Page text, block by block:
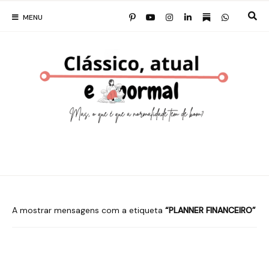
MENU
A mostrar mensagens com a etiqueta PLANNER FINANCEIRO